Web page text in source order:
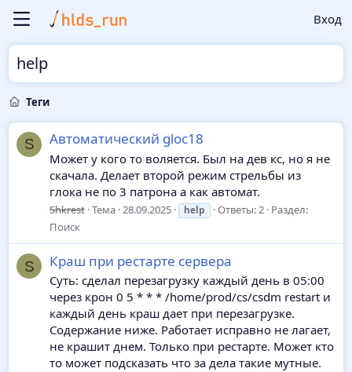
Вход
help
Теги
S Автоматический gloc18
Может у кого то воляется. Был на дев кс, но я не
скачала. Делает второй режим стрельбы из
глока не по 3 патрона а как автомат.
Shkrest Тема 28.09.2025 help Ответы: 2 Раздел:
Поиск
S Краш при рестарте сервера
Суть: сделал перезагрузку каждый день в 05:00
через крон 0 5 * * * /home/prod/cs/csdm restart и
каждый день краш дает при перезагрузке.
Содержание ниже. Работает исправно не лагает,
не крашит днем. Только при рестарте. Может кто
то может подсказать что за дела такие мутные.